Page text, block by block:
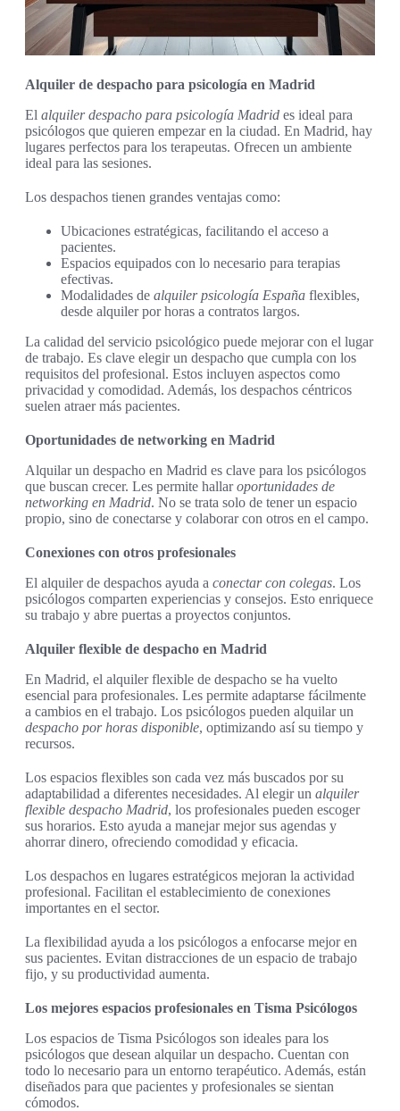
Alquiler de despacho para psicología en Madrid
El alquiler despacho para psicología Madrid es ideal para
psicólogos que quieren empezar en la ciudad. En Madrid, hay
lugares perfectos para los terapeutas. Ofrecen un ambiente
ideal para las sesiones.
Los despachos tienen grandes ventajas como:
Ubicaciones estratégicas, facilitando el acceso a
pacientes.
Espacios equipados con lo necesario para terapias
efectivas.
Modalidades de alquiler psicología España flexibles,
desde alquiler por horas a contratos largos.
La calidad del servicio psicológico puede mejorar con el lugar
de trabajo. Es clave elegir un despacho que cumpla con los
requisitos del profesional. Estos incluyen aspectos como
privacidad y comodidad. Además, los despachos céntricos
suelen atraer más pacientes.
Oportunidades de networking en Madrid
Alquilar un despacho en Madrid es clave para los psicólogos
que buscan crecer. Les permite hallaroportunidades de
networking en Madrid. No se trata solo de tener un espacio
propio, sino de conectarse y colaborar con otros en el campo.
Conexiones con otros profesionales
El alquiler de despachos ayuda a conectar con colegas. Los
psicólogos comparten experiencias y consejos. Esto enriquece
su trabajo y abre puertas a proyectos conjuntos.
Alquiler flexible de despacho en Madrid
En Madrid, el alquiler flexible de despacho se ha vuelto
esencial para profesionales. Les permite adaptarse fácilmente
a cambios en el trabajo. Los psicólogos pueden alquilar un
despacho por horas disponible, optimizando así su tiempo y
recursos.
Los espacios flexibles son cada vez más buscados por su
adaptabilidad a diferentes necesidades. Al elegir un alquiler
flexible despacho Madrid, los profesionales pueden escoger
sus horarios. Esto ayuda a manejar mejor sus agendas y
ahorrar dinero, ofreciendo comodidad y eficacia.
Los despachos en lugares estratégicos mejoran la actividad
profesional. Facilitan el establecimiento de conexiones
importantes en el sector.
La flexibilidad ayuda a los psicólogos a enfocarse mejor en
sus pacientes. Evitan distracciones de un espacio de trabajo
fijo, y su productividad aumenta.
Los mejores espacios profesionales en Tisma Psicólogos
Los espacios de Tisma Psicólogos son ideales para los
psicólogos que desean alquilar un despacho. Cuentan con
todo lo necesario para un entorno terapéutico. Además, están
diseñados para que pacientes y profesionales se sientan
cómodos.